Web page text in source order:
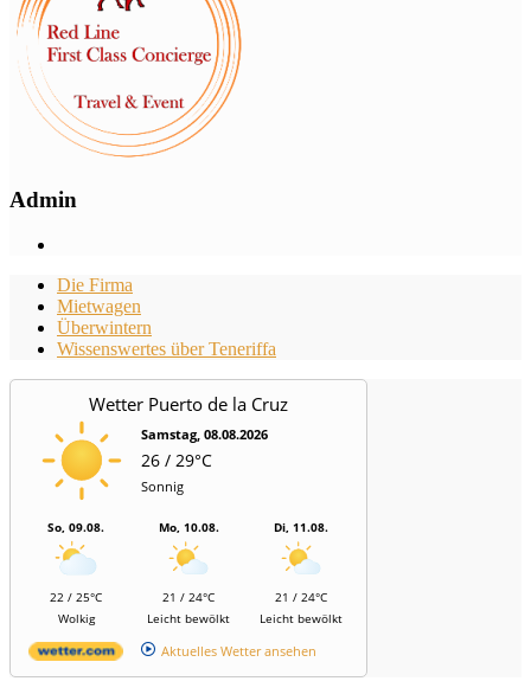
Admin
Die Firma
Mietwagen
Überwintern
Wissenswertes über Teneriffa
Wetter Puerto de la Cruz
Samstag, 08.08.2026
26 / 29°C
Sonnig
So, 09.08.
22 / 25°C
Wolkig
Mo, 10.08.
21 / 24°C
Leicht bewölkt
Di, 11.08.
21 / 24°C
Leicht bewölkt
Aktuelles Wetter ansehen